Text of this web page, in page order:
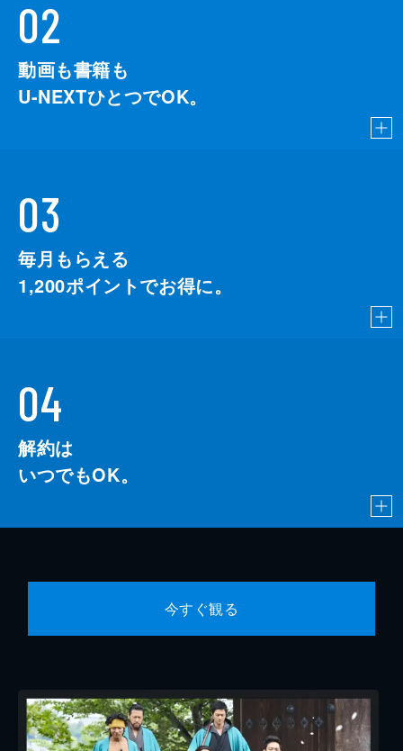
02
動画も書籍も
U-NEXTひとつでOK。
03
毎月もらえる
1,200ポイントでお得に。
04
解約は
いつでもOK。
今すぐ観る